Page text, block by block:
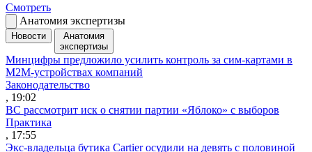
Смотреть
Анатомия экспертизы
Новости
Анатомия
экспертизы
Минцифры предложило усилить контроль за сим-картами в
M2M-устройствах компаний
Законодательство
, 19:02
ВС рассмотрит иск о снятии партии «Яблоко» с выборов
Практика
, 17:55
Экс-владельца бутика Cartier осудили на девять с половиной